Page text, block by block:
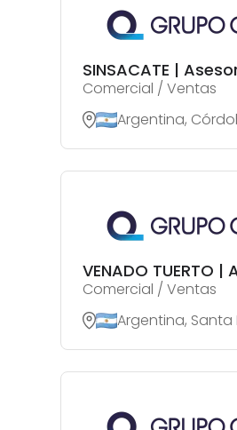
SINSACATE |
Comercial / Ventas
Argentina,
VENADO TUERTO
Comercial / Ventas
Argentina, Santa